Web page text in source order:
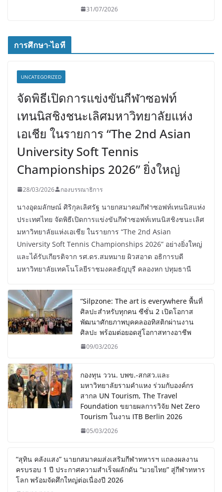
31/07/2026
การศึกษา-ไอที
UNCATEGORIZED
จัดพิธีเปิดการแข่งขันกีฬาซอฟท์
เทนนิสชิงชนะเลิศมหาวิทยาลัยแห่ง
เอเชีย ในรายการ “The 2nd Asian
University Soft Tennis
Championships 2026” ยิ่งใหญ่
28/03/2026 กองบรรณาธิการ
นางอุดมลักษณ์ ศิริกุลเลิศรัฐ นายกสมาคมกีฬาซอฟท์เทนนิสแห่ง
ประเทศไทย จัดพิธีเปิดการแข่งขันกีฬาซอฟท์เทนนิสชิงชนะเลิศ
มหาวิทยาลัยแห่งเอเชีย ในรายการ “The 2nd Asian
University Soft Tennis Championships 2026” อย่างยิ่งใหญ่
และได้รับเกียรติจาก รศ.ดร.สมหมาย ผิวสอาด อธิการบดี
มหาวิทยาลัยเทคโนโลยีราชมงคลธัญบุรี คลองหก ปทุมธานี
“Silpzone: The art is everywhere พื้นที่
ศิลปะสำหรับทุกคน ซีซั่น 2 เปิดโอกาส
พัฒนาศักยภาพบุคคลออทิสติกผ่านงาน
ศิลปะ พร้อมต่อยอดสู่โอกาสทางอาชีพ
09/03/2026
กองทุน ววน. บพข.-สกสว.และ
มหาวิทยาลัยรามคำแหง ร่วมกับองค์กร
สากล UN Tourism, The Travel
Foundation ขยายผลการวิจัย Net Zero
Tourism ในงาน ITB Berlin 2026
05/03/2026
“สุทิน คลังแสง” นายกสมาคมส่งเสริมกีฬาทหารฯ แถลงผลงาน
ครบรอบ 1 ปี ประกาศความสำเร็จผลักดัน “มวยไทย” สู่กีฬาทหาร
โลก พร้อมจัดศึกใหญ่ต่อเนื่องปี 2026